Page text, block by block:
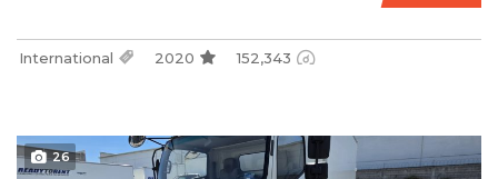
International 2020 152,343
26